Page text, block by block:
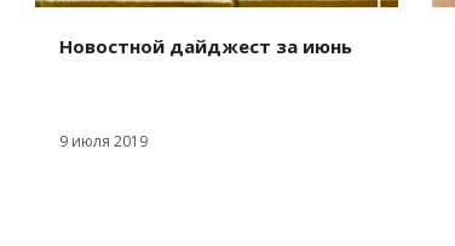
Новостной дайджест за июнь
9 июля 2019